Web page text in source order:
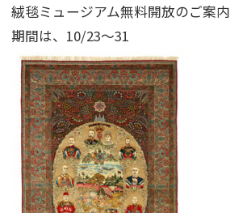
絨毯ミュージアム無料開放のご案内
期間は、10/23〜31